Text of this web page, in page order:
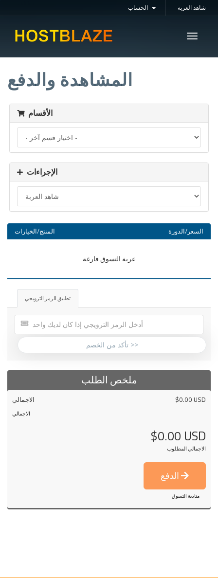
شاهد العربة
Toggle
المشاهدة والدفع
الأقسام
الإجراءات
المنتج/الخيارات السعر/الدورة
عربة التسوق فارغة
تطبيق الرمز الترويجي
تأكد من الخصم >>
ملخص الطلب
الاجمالي $0.00 USD
الاجمالي
$0.00 USD
الاجمالي المطلوب
متابعة التسوق